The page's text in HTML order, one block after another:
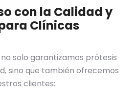
con la Calidad y
Clínicas
no solo garantizamos prótesis
sino que también ofrecemos
clientes: